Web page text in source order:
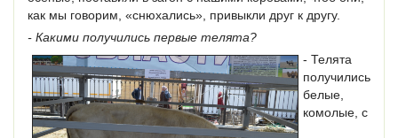
как мы говорим, «снюхались», привыкли друг к другу.
- Какими получились первые телята?
- Телята
получились
белые,
комолые, с